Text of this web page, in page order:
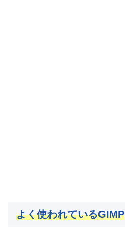
よく使われているGIMP